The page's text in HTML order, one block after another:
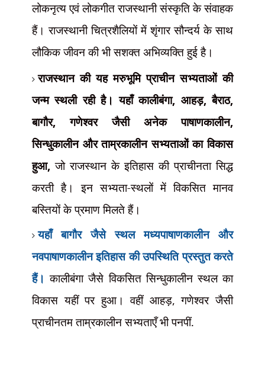
लोकनृत्य एवं लोकगीत राजस्थानी संस्कृति के संवाहक
हैं। राजस्थानी चित्रशैलियों में शृंगार सौन्दर्य के साथ
लौकिक जीवन की भी सशक्त अभिव्यक्ति हुई है।
राजस्थान की यह मरुभूमि प्राचीन सभ्यताओं की
जन्म स्थली रही है। यहाँ कालीबंगा, आहड़,बैराठ,
बागौर,गणेश्वर जैसी अनेक पाषाणकालीन,
सिन्धुकालीन और ताम्रकालीन सभ्यताओं का विकास
हुआ,जो राजस्थान के इतिहास की प्राचीनता सिद्ध
करती है। इन सभ्यता-स्थलों में विकसित मानव
बस्तियों के प्रमाण मिलते हैं।
यहाँ बागौरजैसे स्थल मध्यपाषाणकालीन और
नवपाषाणकालीन इतिहास की उपस्थिति प्रस्तुत करते
हैं।कालीबंगा जैसे विकसित सिन्धुकालीन स्थल का
विकास यहीं पर हुआ। वहीं आहड़,गणेश्वर जैसी
प्राचीनतम ताम्रकालीन सभ्यताएँ भी पनपीं.